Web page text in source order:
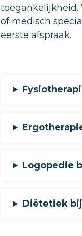
toegankelijkheid.
of medisch
eerste afspraak.
Logopedie
Diëtetiek